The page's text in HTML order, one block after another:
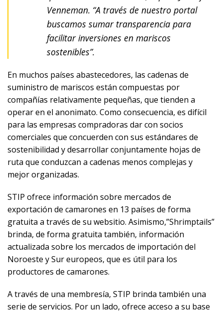
Venneman. “A través de nuestro portal
buscamos sumar transparencia para
facilitar inversiones en mariscos
sostenibles”.
En muchos países abastecedores, las cadenas de
suministro de mariscos están compuestas por
compañías relativamente pequeñas, que tienden a
operar en el anonimato. Como consecuencia, es difícil
para las empresas compradoras dar con socios
comerciales que concuerden con sus estándares de
sostenibilidad y desarrollar conjuntamente hojas de
ruta que conduzcan a cadenas menos complejas y
mejor organizadas.
STIP ofrece información sobre mercados de
exportación de camarones en 13 países de forma
gratuita a través de su websitio. Asimismo,”Shrimptails”
brinda, de forma gratuita también, información
actualizada sobre los mercados de importación del
Noroeste y Sur europeos, que es útil para los
productores de camarones.
A través de una membresía, STIP brinda también una
serie de servicios. Por un lado, ofrece acceso a su base